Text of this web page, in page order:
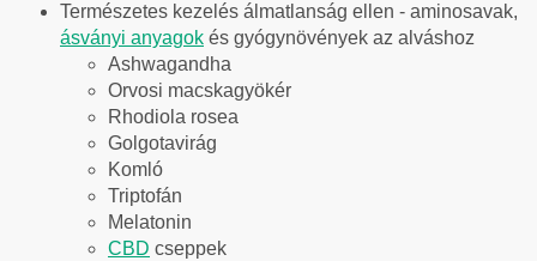
Természetes kezelés álmatlanság ellen - aminosavak,
ásványi anyagok és gyógynövények az alváshoz
Ashwagandha
Orvosi macskagyökér
Rhodiola rosea
Golgotavirág
Komló
Triptofán
Melatonin
CBD cseppek